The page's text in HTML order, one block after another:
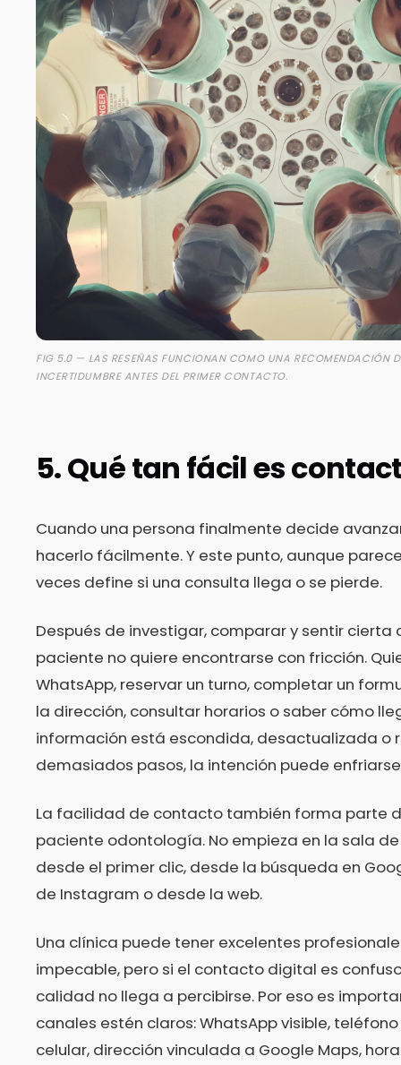
FIG 5.0 — LAS RESEÑAS FUNCIONAN COMO UNA RECOMENDACIÓN
INCERTIDUMBRE ANTES DEL PRIMER CONTACTO.
5. Qué tan fácil es
Cuando una persona finalmente decide
hacerlo fácilmente. Y este punto, aunque
veces define si una consulta llega o se pierde.
Después de investigar, comparar y sentir cierta
paciente no quiere encontrarse con fricción.
WhatsApp, reservar un turno, completar un
la dirección, consultar horarios o saber cómo
información está escondida, desactualizada o
demasiados pasos, la intención puede
La facilidad de contacto también forma parte
paciente odontología. No empieza en la sala de
desde el primer clic, desde la búsqueda en
de Instagram o desde la web.
Una clínica puede tener excelentes
impecable, pero si el contacto digital es
calidad no llega a percibirse. Por eso es
canales estén claros: WhatsApp visible,
celular, dirección vinculada a Google Maps,